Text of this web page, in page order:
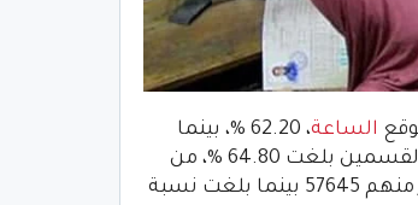
الساعة
، 62.20 %، بينما
بلغت نسبة النجاح في القسم الأدبي ‏‏66.13%، بنسبة نجاح عامة في القسمين بلغت 64.80 %، من
إجمالي عدد المتقدمين للامتحان وعددهم ‏‏61280 طالبًا وطالبة، حضر منهم 57645 بينما بلغت نسبة